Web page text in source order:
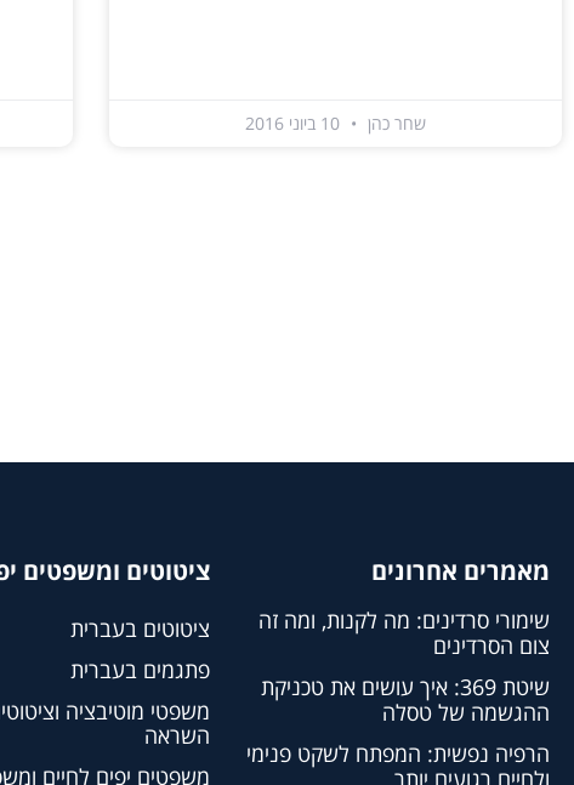
שחר כהן 10 ביוני 2016
מאמרים אחרונים
שימורי סרדינים: מה לקנות, ומה זה
צום הסרדינים
שיטת 369: איך עושים את טכניקת
ההגשמה של טסלה
הרפיה נפשית: המפתח לשקט פנימי
ולחיים רגועים יותר
ציטוטים ומשפטים
ציטוטים בעברית
פתגמים בעברית
משפטי מוטיבציה
השראה
משפטים יפים לחיים